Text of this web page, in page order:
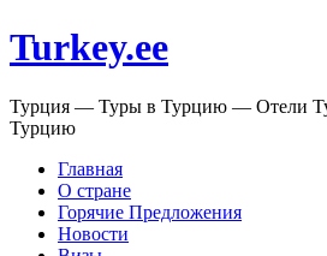
Перейти
к
Turkey.ee
Турция — Туры в Турцию — Отели
Турцию
Главная
О стране
Горячие Предложения
Новости